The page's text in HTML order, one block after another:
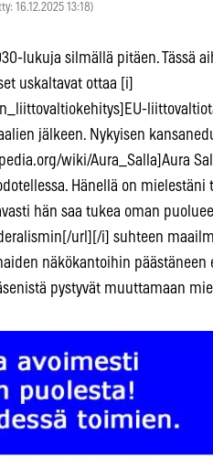
16.12.2025 13:18)
lukuja silmällä pitäen. Tässä
uskaltavat ottaa [i]
jälkeen. Nykyisen
wiki/Aura_Salla]Aura
Hänellä on mielestäni
hän saa tukea oman
url][/i] suhteen
näkökantoihin päästäneen
pystyvät muuttamaan